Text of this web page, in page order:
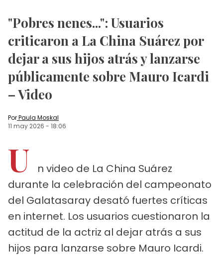
"Pobres nenes...": Usuarios
criticaron a La China Suárez por
dejar a sus hijos atrás y lanzarse
públicamente sobre Mauro Icardi
– Video
PorPaula Moskal
11 may 2026 - 18:06
U
n video de La China Suárez
durante la celebración del campeonato
del Galatasaray desató fuertes críticas
en internet. Los usuarios cuestionaron la
actitud de la actriz al dejar atrás a sus
hijos para lanzarse sobre Mauro Icardi.